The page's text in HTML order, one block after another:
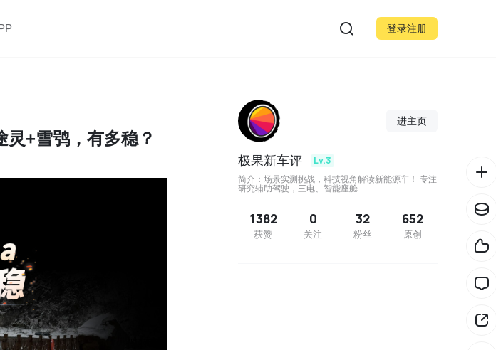
登录注册
+雪鸮，有多稳？
进主页
极果新车评 Lv.3
简介：场景实测挑战，科技视角解读新能源车！ 专注
研究辅助驾驶，三电、智能座舱
1382
获赞
0
关注
32
粉丝
652
原创